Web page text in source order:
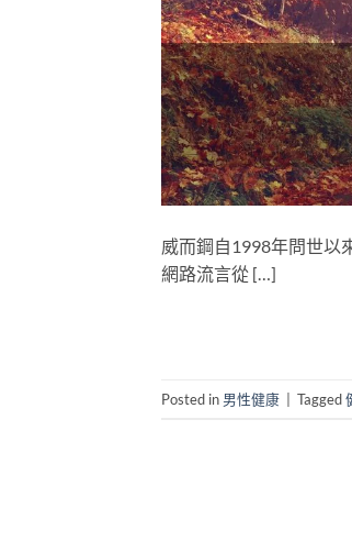
威而鋼自1998年問世以
網路流言從 […]
Posted in 男性健康 | Tagged